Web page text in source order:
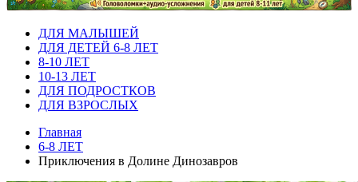
ДЛЯ МАЛЫШЕЙ
ДЛЯ ДЕТЕЙ 6-8 ЛЕТ
8-10 ЛЕТ
10-13 ЛЕТ
ДЛЯ ПОДРОСТКОВ
ДЛЯ ВЗРОСЛЫХ
Главная
6-8 ЛЕТ
Приключения в Долине Динозавров